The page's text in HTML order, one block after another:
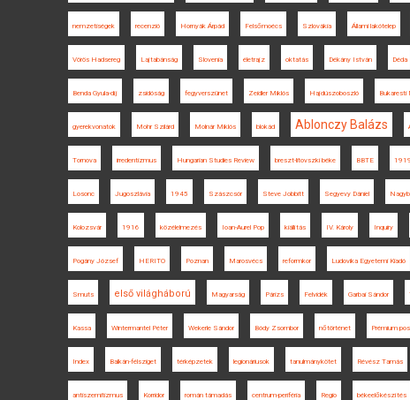
nemzetiségek recenzió Hornyák Árpád Felsőmoécs Szlovákia Állami lakótelep
Vörös Hadsereg Lajtabánság Slovenia életrajz oktatás Dékány István Déda
Benda Gyula-díj zsidóság fegyverszünet Zeidler Miklós Hajdúszoboszló
gyerekvonatok Mohr Szilárd Molnár Miklós blokád Ablonczy Balázs
Tornova irredentizmus Hungarian Studies Review breszt-litovszki béke BBTE 1919
Losonc Jugoszlávia 1945 Szászcsór Steve Jobbitt Segyevy Dániel
Kolozsvár 1916 közélelmezés Ioan-Aurel Pop kiállítás IV. Károly Inquiry
Pogány József HERITO Poznan Marosvécs reformkor Ludovika Egyetemi Kiadó
Smuts első világháború Magyarság Párizs Felvidék Garbai Sándor
Kassa Wintermantel Péter Wekerle Sándor Bódy Zsombor nőtörténet Prémium
Index Balkán-félsziget térképzetek legionáriusok tanulmánykötet Révész Tamás
antiszemitizmus Korridor román támadás centrum-periféria Regio békeelőkészítés